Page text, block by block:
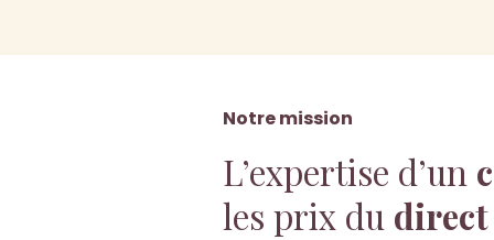
Notre mission
L’expertise d’un
les prix du